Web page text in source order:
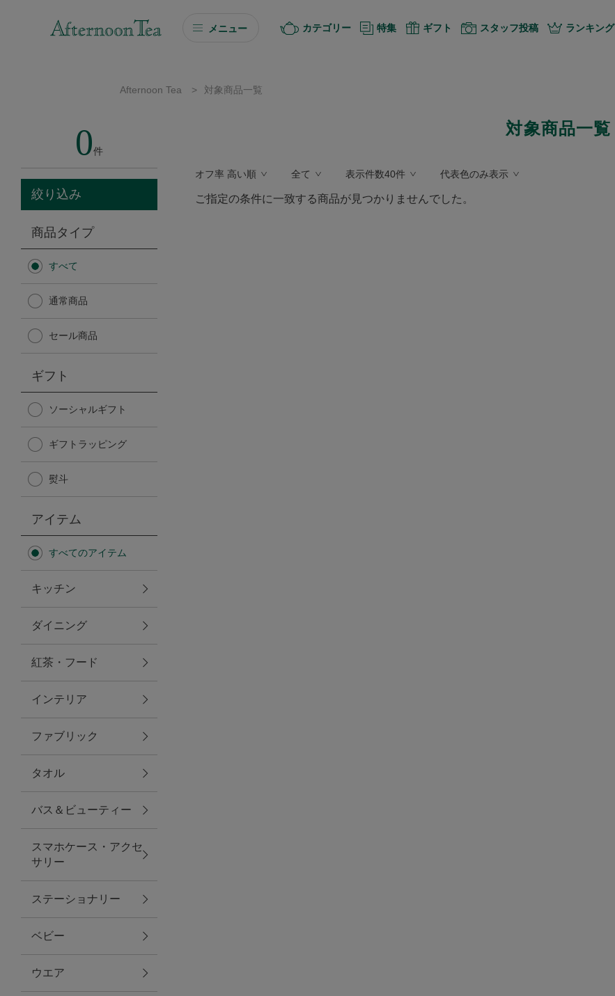
メニュー
ソーシャルギフト
カタログギフト
Afternoon Tea TEAROOM
Afternoon Tea TEAROOM
日傘
保冷バッグ
無重力シリーズ
トラベルグッズ
ランチ
バッグ
キッチン・ダイニング
ダイニング
キッチン
ファブリック
カテゴリー 特集 ギフト スタッフ投稿 ランキング
Afternoon Tea > 対象商品一覧
0件
絞り込み
商品タイプ
すべて
通常商品
セール商品
ギフト
ソーシャルギフト
ギフトラッピング
熨斗
アイテム
すべてのアイテム
キッチン
ダイニング
紅茶・フード
インテリア
ファブリック
タオル
バス＆ビューティー
スマホケース・アクセ
サリー
ステーショナリー
ベビー
ウエア
対象商品一覧
オフ率 高い順 全て 表示件数40件 代表色のみ表示
ご指定の条件に一致する商品が見つかりませんでした。